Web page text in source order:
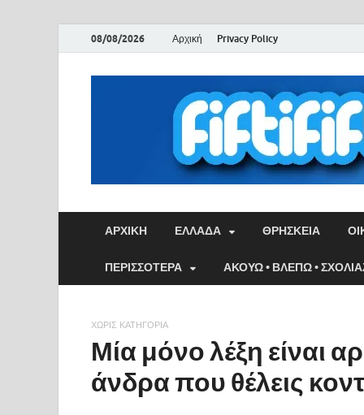
08/08/2026 Αρχική Privacy Policy
ΑΡΧΙΚΉ ΕΛΛΑΔΑ ΘΡΗΣΚΕΙΑ
ΠΕΡΙΣΣΟΤΕΡΑ ΑΚΟΥΩ • ΒΛΕΠΩ •
ΧΩΡΊΣ ΚΑΤΗΓΟΡΊΑ
Μία μόνο λέξη είναι
άνδρα που θέλεις